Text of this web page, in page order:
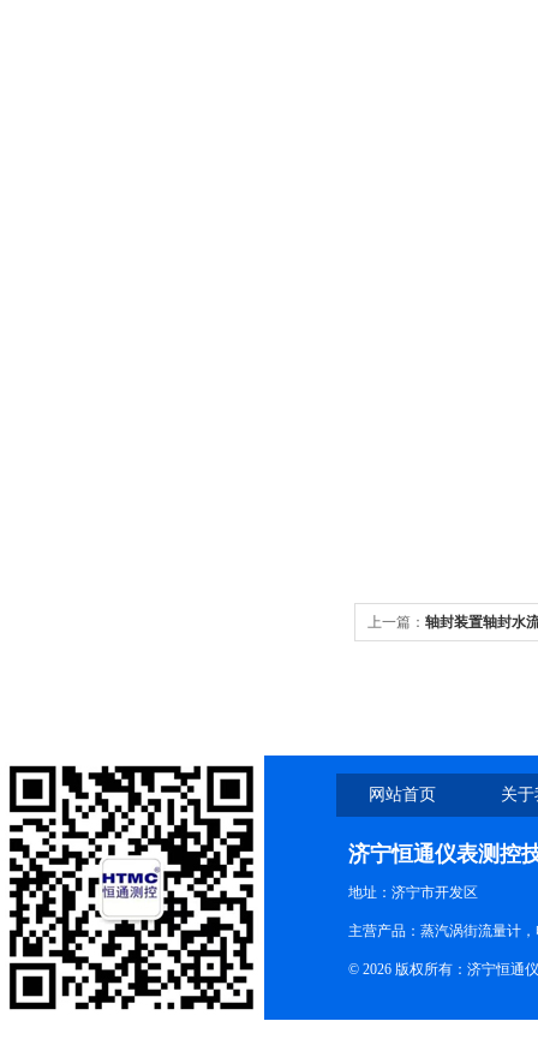
上一篇： 轴封装置轴封水
网站首页 关
济宁恒通仪表测控
地址：济宁市开发区
主营产品：蒸汽涡街流量计
© 2026 版权所有：济宁恒通